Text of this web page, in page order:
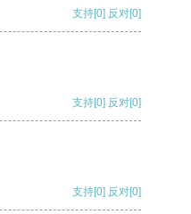
支持[0] 反对[0]
支持[0] 反对[0]
支持[0] 反对[0]